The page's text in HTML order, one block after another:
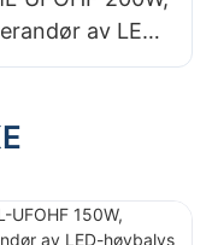
av LED-
for